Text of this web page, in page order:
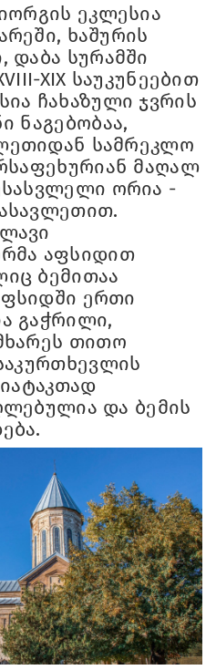
ეკლესია
ხაშურის
დაბა სურამში
XIX საუკუნეებით
ჩახაზული ჯვრის
ნაგებობაა,
სამრეკლო
მაღალ
ორია -
აფსიდით
ბემითაა
ერთი
გაჭრილი,
თითო
და ბემის